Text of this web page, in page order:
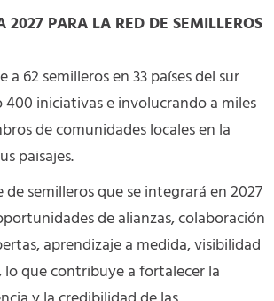
2027 PARA LA RED DE SEMILLEROS
a 62 semilleros en 33 países del sur
iniciativas e involucrando a miles
de comunidades locales en la
paisajes.
semilleros que se integrará en 2027
de alianzas, colaboración
aprendizaje a medida, visibilidad
que contribuye a fortalecer la